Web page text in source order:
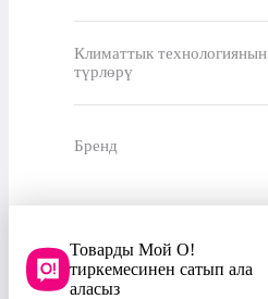
Климаттык технологиянын
түрлөрү
Бренд
Товарды Мой О!
тиркемесинен сатып ала
аласыз